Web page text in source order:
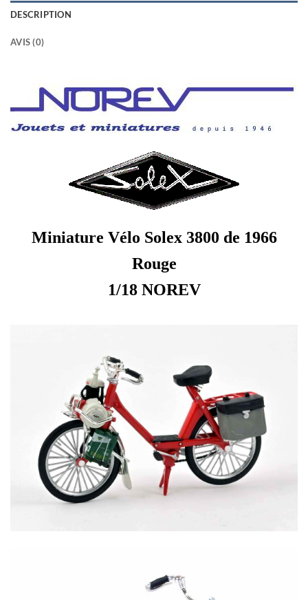
DESCRIPTION
AVIS (0)
Miniature Vélo Solex 3800 de 1966
Rouge
1/18 NOREV